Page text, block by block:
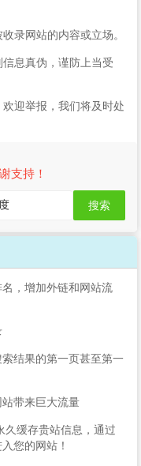
录网站的内容或立场。
息真伪，谨防上当受
迎举报，我们将及时处
支持！
搜索
，增加外链和网站流
结果的第一页甚至第一
带来巨大流量
久缓存贵站信息，通过
您的网站！